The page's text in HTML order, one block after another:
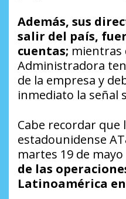
Además, sus
salir del país,
cuentas; mientras
Administradora
de la empresa y
inmediato la señal
Cabe recordar
estadounidense
martes 19 de mayo
de las
Latinoamérica